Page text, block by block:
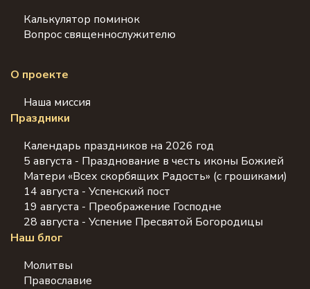
Калькулятор поминок
Вопрос священнослужителю
О проекте
Наша миссия
Праздники
Календарь праздников на 2026 год
5 августа - Празднование в честь иконы Божией
Матери «Всех скорбящих Радость» (с грошиками)
14 августа - Успенский пост
19 августа - Преображение Господне
28 августа - Успение Пресвятой Богородицы
Наш блог
Молитвы
Православие